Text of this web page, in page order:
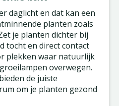
daglicht en dat kan een
planten zoals
je planten dichter bij
tocht en direct contact
plekken waar natuurlijk
overwegen.
de juiste
om je planten gezond